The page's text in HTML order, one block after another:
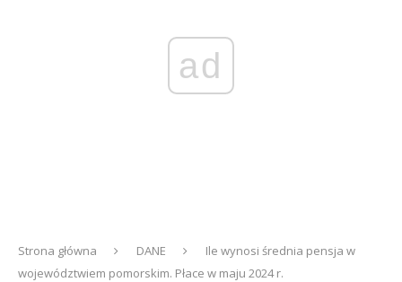
ad
Strona główna DANE
Ile wynosi średnia pensja w
województwiem pomorskim. Płace w maju 2024 r.